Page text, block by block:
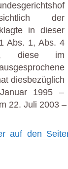
der
in dieser
Abs. 1, Abs. 4
diese im
diesbezüglich
1995
22. Juli 2003
auf den